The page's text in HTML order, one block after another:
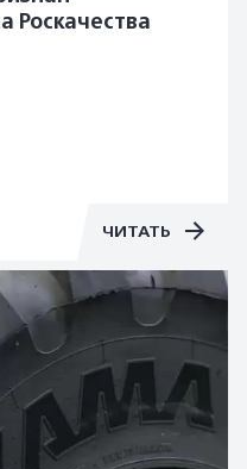
Роскачества
ЧИТАТЬ